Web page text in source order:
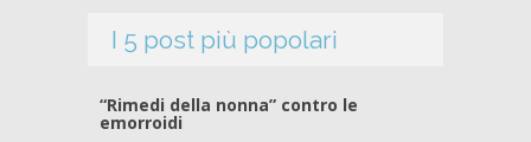
I 5 post più popolari
“Rimedi della nonna” contro le
emorroidi